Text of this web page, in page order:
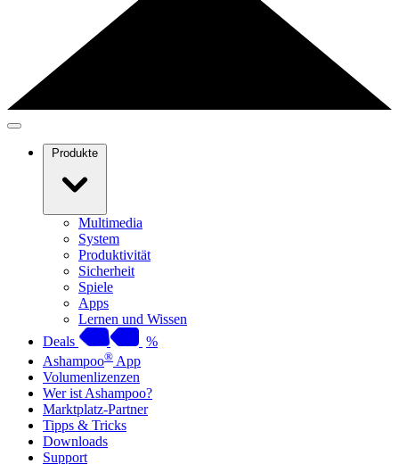
Produkte
Multimedia
System
Produktivität
Sicherheit
Spiele
Apps
Lernen und Wissen
Deals
%
Ashampoo® App
Volumenlizenzen
Wer ist Ashampoo?
Marktplatz-Partner
Tipps & Tricks
Downloads
Support